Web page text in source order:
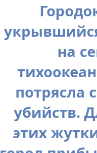
на
потрясла
убийств.
этих